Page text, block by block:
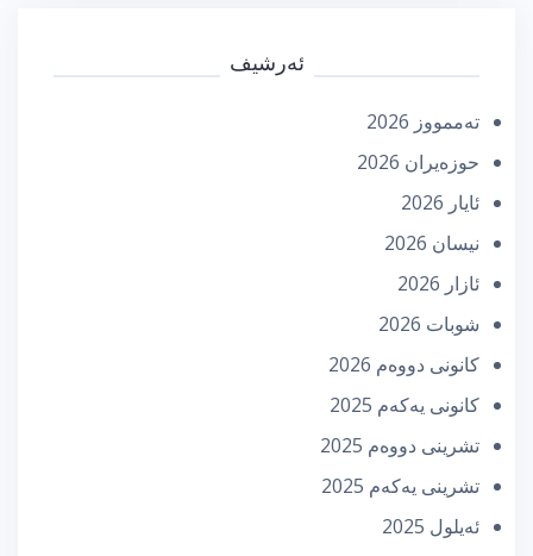
ئەرشیف
تەممووز 2026
حوزه‌یران 2026
ئایار 2026
نیسان 2026
ئازار 2026
شوبات 2026
كانونی دووه‌م 2026
كانونی یه‌كه‌م 2025
تشرینی دووه‌م 2025
تشرینی یه‌كه‌م 2025
ئه‌یلول 2025